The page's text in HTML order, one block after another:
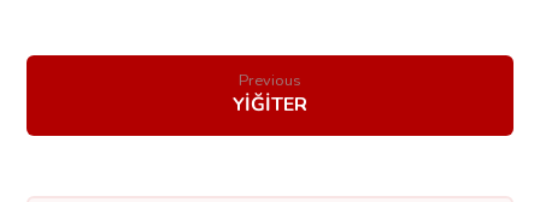
Previous
YİĞİTER